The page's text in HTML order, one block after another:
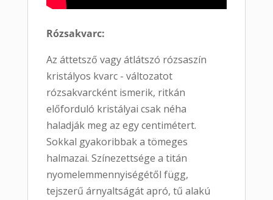
Rózsakvarc:
Az áttetsző vagy átlátszó rózsaszín
kristályos kvarc - változatot
rózsakvarcként ismerik, ritkán
előforduló kristályai csak néha
haladják meg az egy centimétert.
Sokkal gyakoribbak a tömeges
halmazai. Színezettsége a titán
nyomelemmennyiségétől függ,
tejszerű árnyaltságát apró, tű alakú